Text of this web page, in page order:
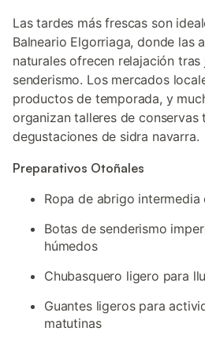
Las tardes más frescas son
Balneario Elgorriaga, donde las
naturales ofrecen relajación tras
senderismo. Los mercados
productos de temporada, y
organizan talleres de conservas
degustaciones de sidra navarra.
Preparativos Otoñales
Ropa de abrigo
Botas de senderismo
húmedos
Chubasquero ligero para
Guantes ligeros para
matutinas